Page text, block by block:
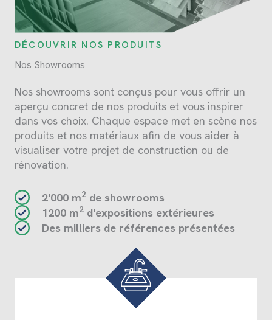
DÉCOUVRIR NOS PRODUITS
Nos Showrooms
Nos showrooms sont conçus pour vous offrir un
aperçu concret de nos produits et vous inspirer
dans vos choix. Chaque espace met en scène nos
produits et nos matériaux afin de vous aider à
visualiser votre projet de construction ou de
rénovation.
2'000 m2 de showrooms
1200 m2 d'expositions extérieures
Des milliers de références présentées